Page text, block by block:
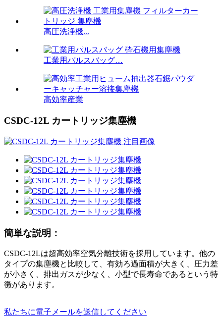
高圧洗浄機...
工業用パルスバッグ…
高効率産業
CSDC-12L カートリッジ集塵機
簡単な説明：
CSDC-12Lは超高効率空気分離技術を採用しています。他の
タイプの集塵機と比較して、有効ろ過面積が大きく、圧力差
が小さく、排出ガスが少なく、小型で長寿命であるという特
徴があります。
私たちに電子メールを送信してください